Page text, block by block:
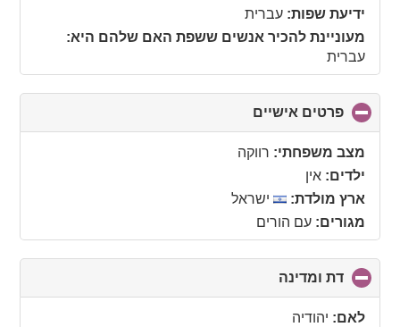
ידיעת שפות: עברית
מעוניינת להכיר אנשים ששפת האם שלהם היא:
עברית
פרטים אישיים
to
collapse
מצב משפחתי: רווקה
ילדים: אין
ארץ מולדת:
ישראל
מגורים: עם הורים
דת ומדינה
to
לאם: יהודיה